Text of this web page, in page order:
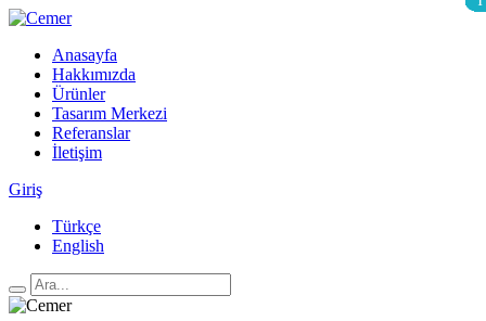
Anasayfa
Hakkımızda
Ürünler
Tasarım Merkezi
Referanslar
İletişim
Giriş
Türkçe
English